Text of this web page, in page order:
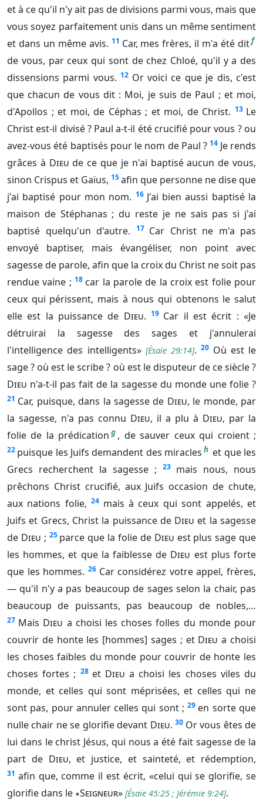
et à ce qu'il n'y ait pas de divisions parmi vous, mais que
vous soyez parfaitement unis dans un même sentiment
et dans un même avis. 11 Car, mes frères, il m'a été ditf
de vous, par ceux qui sont de chez Chloé, qu'il y a des
dissensions parmi vous. 12 Or voici ce que je dis, c'est
que chacun de vous dit : Moi, je suis de Paul ; et moi,
d'Apollos ; et moi, de Céphas ; et moi, de Christ. 13 Le
Christ est-il divisé ? Paul a-t-il été crucifié pour vous ? ou
avez-vous été baptisés pour le nom de Paul ? 14 Je rends
grâces à Dieu de ce que je n'ai baptisé aucun de vous,
sinon Crispus et Gaïus, 15afin que personne ne dise que
j'ai baptisé pour mon nom. 16 J'ai bien aussi baptisé la
maison de Stéphanas ; du reste je ne sais pas si j'ai
baptisé quelqu'un d'autre.
17 Car Christ ne m'a pas
envoyé baptiser, mais évangéliser, non point avec
sagesse de parole, afin que la croix du Christ ne soit pas
rendue vaine ; 18 car la parole de la croix est folie pour
ceux qui périssent, mais à nous qui obtenons le salut
elle est la puissance de Dieu. 19 Car il est écrit : «Je
détruirai la sagesse des sages et j'annulerai
l'intelligence des intelligents» [Ésaïe 29:14]. 20 Où est le
sage ? où est le scribe ? où est le disputeur de ce siècle ?
Dieu n'a-t-il pas fait de la sagesse du monde une folie ?
21 Car, puisque, dans la sagesse de Dieu, le monde, par
la sagesse, n'a pas connu Dieu, il a plu à Dieu, par la
folie de la prédication g , de sauver ceux qui croient ;
22 puisque les Juifs demandent des miracles h et que les
Grecs recherchent la sagesse ;
23 mais nous, nous
prêchons Christ crucifié, aux Juifs occasion de chute,
aux nations folie, 24 mais à ceux qui sont appelés, et
Juifs et Grecs, Christ la puissance de Dieu et la sagesse
de Dieu ; 25 parce que la folie de Dieu est plus sage que
les hommes, et que la faiblesse de Dieu est plus forte
que les hommes. 26 Car considérez votre appel, frères,
— qu'il n'y a pas beaucoup de sages selon la chair, pas
beaucoup de puissants, pas beaucoup de nobles,…
27 Mais Dieu a choisi les choses folles du monde pour
couvrir de honte les [hommes] sages ; et Dieu a choisi
les choses faibles du monde pour couvrir de honte les
choses fortes ; 28 et Dieu a choisi les choses viles du
monde, et celles qui sont méprisées, et celles qui ne
sont pas, pour annuler celles qui sont ; 29 en sorte que
nulle chair ne se glorifie devant Dieu. 30 Or vous êtes de
lui dans le christ Jésus, qui nous a été fait sagesse de la
part de Dieu, et justice, et sainteté, et rédemption,
31 afin que, comme il est écrit, «celui qui se glorifie, se
glorifie dans le ∗Seigneur» [Ésaïe 45:25 ; Jérémie 9:24].